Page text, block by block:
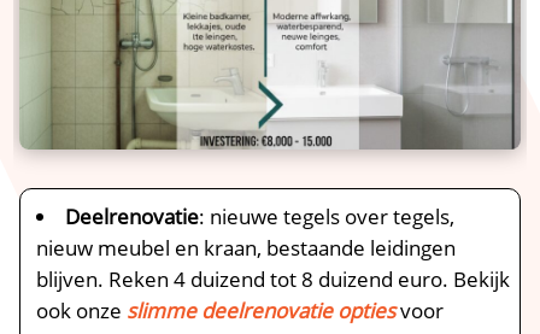
Deelrenovatie: nieuwe tegels over tegels,
nieuw meubel en kraan, bestaande leidingen
blijven.​ Reken 4 duizend tot 8 duizend euro.​ Bekijk
ook onze slimme deelrenovatie optiesvoor